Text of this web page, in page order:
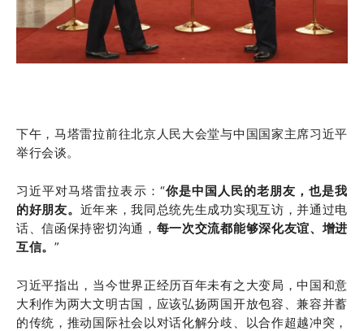
下午，马塔雷拉前往北京人民大会堂与中国国家主席习近平
举行会谈。
习近平对马塔雷拉表示：“你是中国人民的老朋友，也是我
的好朋友。 近年来，我同总统先生成功实现互访，并通过电
话、信函保持密切沟通， 每一次交流都能够深化友谊、增进
互信。 ”
习近平指出，当今世界正经历百年未有之大变局，中国和意
大利作为两大文明古国，应该弘扬两国开放包容、兼容并蓄
的传统，推动国际社会以对话化解分歧、以合作超越冲突，